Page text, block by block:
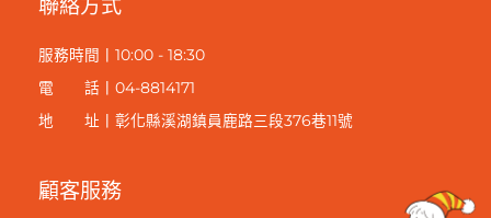
聯絡方式
服務時間丨10:00 - 18:30
電 話丨04-8814171
地 址丨彰化縣溪湖鎮員鹿路三段376巷11號
顧客服務